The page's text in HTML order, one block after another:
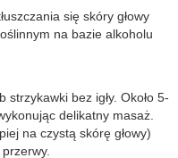
się skóry głowy
na bazie alkoholu
bez igły. Około 5-
delikatny masaż.
na czystą skórę głowy)